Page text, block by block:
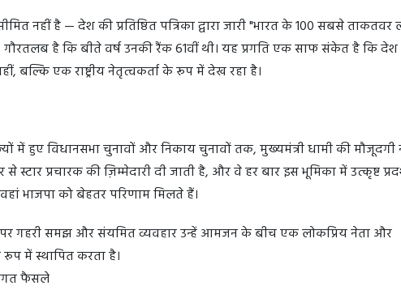
नहीं है — देश की प्रतिष्ठित पत्रिका द्वारा जारी "भारत के 100 सबसे ताकतवर
गौरतलब है कि बीते वर्ष उनकी रैंक 61वीं थी। यह प्रगति एक साफ संकेत है कि देश
बल्कि एक राष्ट्रीय नेतृत्वकर्ता के रूप में देख रहा है।
में हुए विधानसभा चुनावों और निकाय चुनावों तक, मुख्यमंत्री धामी की मौजूदगी
स्टार प्रचारक की ज़िम्मेदारी दी जाती है, और वे हर बार इस भूमिका में उत्कृष्ट
भाजपा को बेहतर परिणाम मिलते हैं।
पर गहरी समझ और संयमित व्यवहार उन्हें आमजन के बीच एक लोकप्रिय नेता और
में स्थापित करता है।
फैसले